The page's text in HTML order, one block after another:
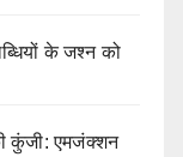
के जश्न को
कुंजी: एमजंक्शन